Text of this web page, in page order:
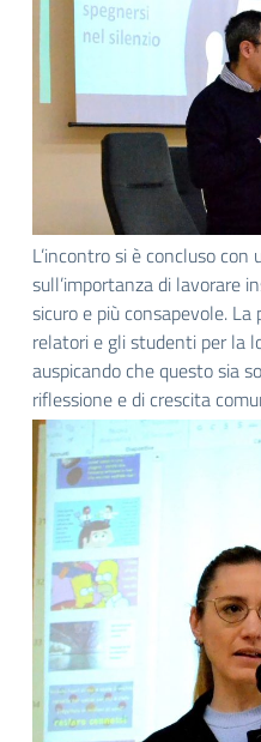
L’incontro si è concluso
sull’importanza di lavorare
sicuro e più consapevole.
relatori e gli studenti per la
auspicando che questo sia
riflessione e di crescita